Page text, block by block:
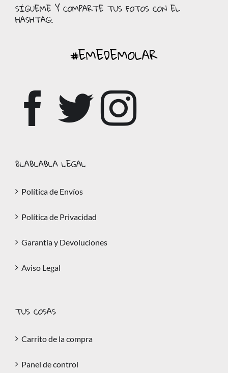
SÍGUEME Y COMPARTE TUS FOTOS CON EL
HASHTAG:
#EMEDEMOLAR
BLABLABLA LEGAL
Política de Envíos
Política de Privacidad
Garantía y Devoluciones
Aviso Legal
TUS COSAS
Carrito de la compra
Panel de control